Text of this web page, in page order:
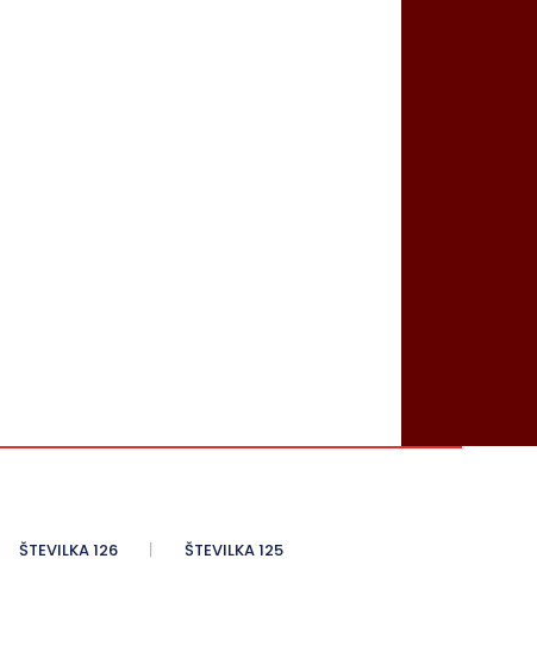
ŠTEVILKA 126 ŠTEVILKA 125